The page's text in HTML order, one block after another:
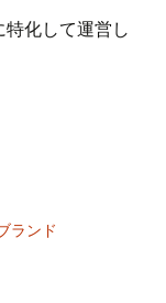
化して運営し
ランド